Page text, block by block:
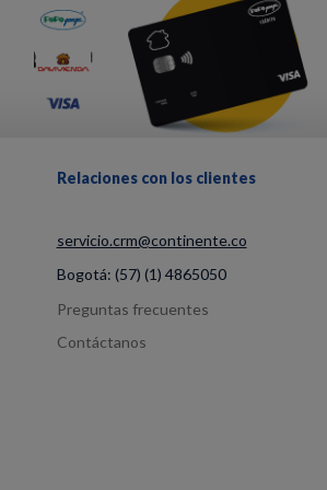
Relaciones con los clientes
servicio.crm@continente.co
Bogotá: (57) (1) 4865050
Preguntas frecuentes
Contáctanos